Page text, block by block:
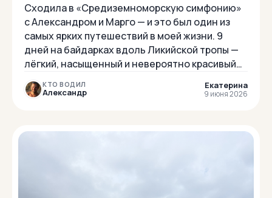
Сходила в «Средиземноморскую симфонию»
с Александром и Марго — и это был один из
самых ярких путешествий в моей жизни. 9
дней на байдарках вдоль Ликийской тропы —
лёгкий, насыщенный и невероятно красивый
пару...
КТО ВОДИЛ
Александр
Екатерина
9 июня 2026